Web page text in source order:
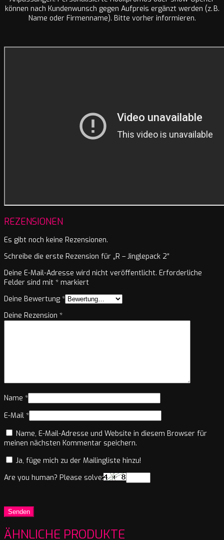
können nach Kundenwunsch gegen Aufpreis ergänzt werden (z. B.
Name oder Firmenname). Bitte vorher informieren.
REZENSIONEN
Es gibt noch keine Rezensionen.
Schreibe die erste Rezension für „R – Jinglepack 2“
Deine E-Mail-Adresse wird nicht veröffentlicht. Erforderliche
Felder sind mit * markiert
Deine Bewertung *
Deine Rezension *
Name *
E-Mail *
Name, E-Mail-Adresse und Website in diesem Browser für
meinen nächsten Kommentar speichern.
Ja, füge mich zu der Mailingliste hinzu!
Are you human? Please solve:
ÄHNLICHE PRODUKTE